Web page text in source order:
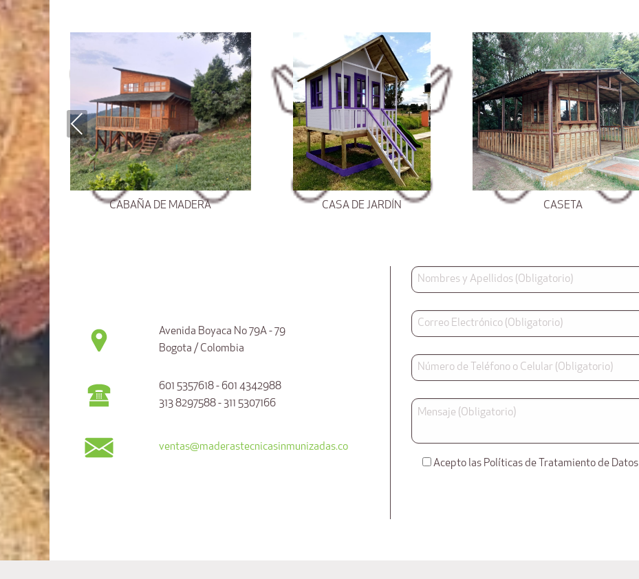
CABAÑA DE MADERA CASA DE JARDÍN CASETA
Previous
Avenida Boyaca No 79A - 79
Bogota / Colombia
601 5357618 - 601 4342988
313 8297588 - 311 5307166
ventas@maderastecnicasinmunizadas.co
Acepto las Políticas de Tratamiento de Datos